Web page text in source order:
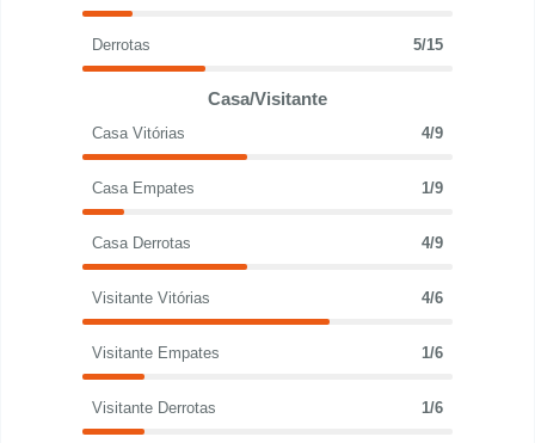
Derrotas 5/15
Casa/Visitante
Casa Vitórias 4/9
Casa Empates 1/9
Casa Derrotas 4/9
Visitante Vitórias 4/6
Visitante Empates 1/6
Visitante Derrotas 1/6